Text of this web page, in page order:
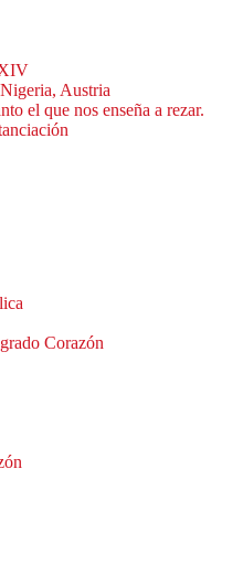
Austria
el que nos enseña a rezar.
Corazón